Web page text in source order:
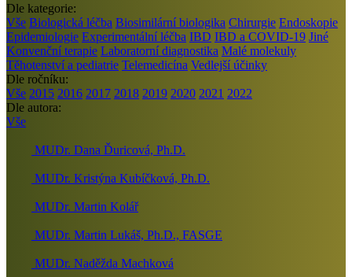
Dle kategorie:
Vše Biologická léčba Biosimilární biologika Chirurgie Endoskopie
Epidemiologie Experimentální léčba IBD IBD a COVID-19 Jiné
Konvenční terapie Laboratorní diagnostika Malé molekuly
Těhotenství a pediatrie Telemedicína Vedlejší účinky
Dle ročníku:
Vše 2015 2016 2017 2018 2019 2020 2021 2022
Dle autora:
Vše
MUDr. Dana Ďuricová, Ph.D.
MUDr. Kristýna Kubíčková, Ph.D.
MUDr. Martin Kolář
MUDr. Martin Lukáš, Ph.D., FASGE
MUDr. Naděžda Machková